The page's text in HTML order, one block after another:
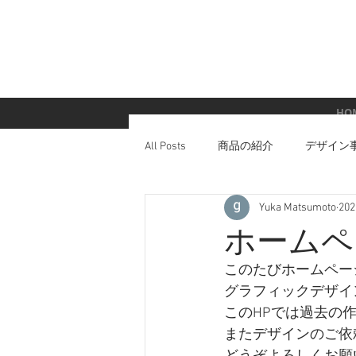
All Posts 商品の紹介 デザイン
ホーム
Yuka Matsumoto
このたびホームペ
グラフィックデザ
このHPでは過去の
またデザインのご